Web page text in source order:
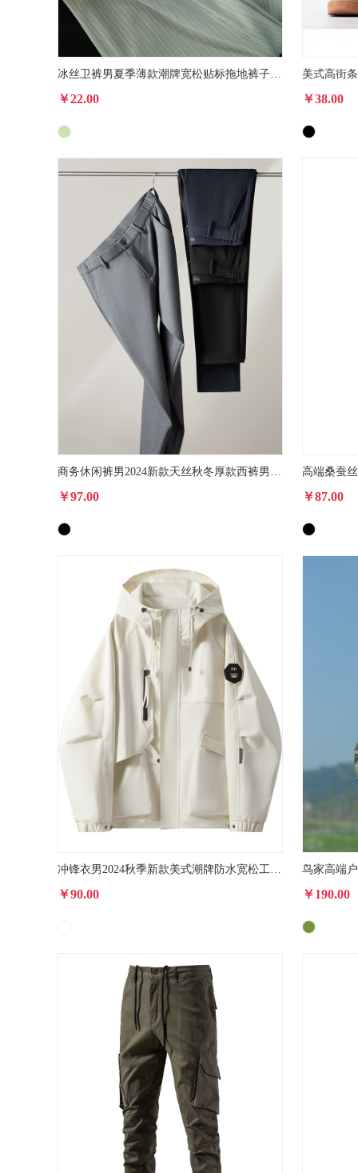
冰丝卫裤男夏季薄款潮牌宽松贴标拖地裤子感痞帅休闲运动长裤
￥22.00 ￥38.00
商务休闲裤男2024新款天丝秋冬厚款西裤男士直筒裤子秋季男裤
￥97.00 ￥87.00
冲锋衣男2024秋季新款美式潮牌防水宽松工装夹克春秋户外服
￥90.00 ￥190.00